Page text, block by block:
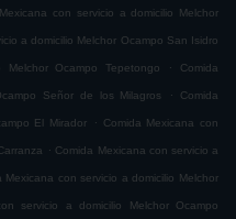
con servicio a domicilio Melchor
a domicilio Melchor Ocampo San Isidro
Ocampo Tepetongo . Comida
Señor de los Milagros . Comida
El Mirador . Comida Mexicana con
. Comida Mexicana con servicio a
Mexicana con servicio a domicilio Melchor
servicio a domicilio Melchor Ocampo